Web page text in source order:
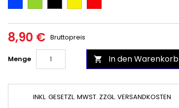
8,90 € Bruttopreis
Menge  In den Warenkorb
INKL. GESETZL. MWST. ZZGL. VERSANDKOSTEN